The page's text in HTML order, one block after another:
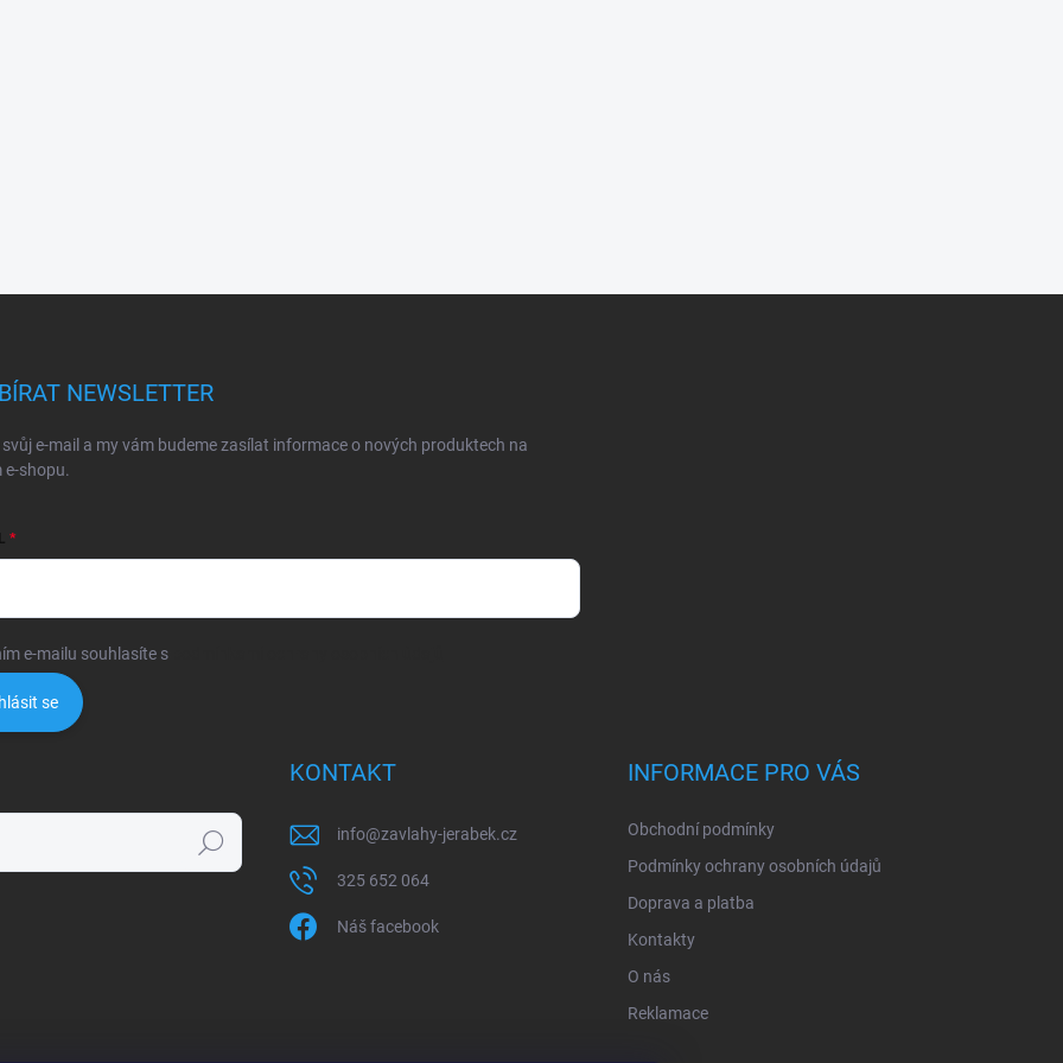
NEWSLETTER
e-mail a my vám budeme zasílat informace o nových produktech na
e-shopu.
e-mailu souhlasíte s
se
Hledat
KONTAKT
info@zavlahy-jerabek.cz
325 652 064
Náš facebook
INFORMACE PRO VÁS
Obchodní podmínky
Podmínky ochrany osobních údajů
Doprava a platba
Kontakty
O nás
Reklamace